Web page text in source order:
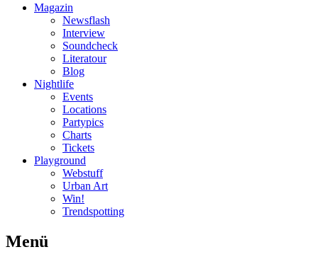
Magazin
Newsflash
Interview
Soundcheck
Literatour
Blog
Nightlife
Events
Locations
Partypics
Charts
Tickets
Playground
Webstuff
Urban Art
Win!
Trendspotting
Menü